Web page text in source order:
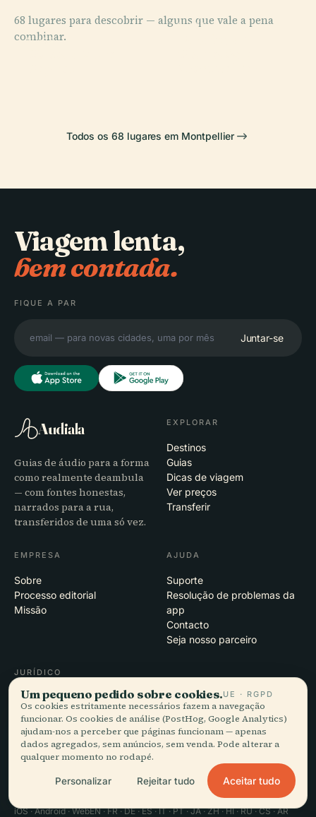
68 lugares para descobrir — alguns que vale a pena
combinar.
PLACE
PLACE
PLACE
PLACE
Todos os 68 lugares em Montpellier
Viagem lenta,
bem contada.
FIQUE A PAR
Juntar-se
Audiala
Guias de áudio para a forma
como realmente deambula
— com fontes honestas,
narrados para a rua,
transferidos de uma só vez.
EXPLORAR
Destinos
Guias
Dicas de viagem
Ver preços
Transferir
EMPRESA
Sobre
Processo editorial
Missão
AJUDA
Suporte
Resolução de problemas da
app
Contacto
Seja nosso parceiro
JURÍDICO
Privacidade
Termos
Definições de cookies
Eliminar conta
© 2026 Audiala · Feito em Morges, Suíça, na estrada e nas nuvens
iOS · Android · WebEN · FR · DE · ES · IT · PT · JA · ZH · HI · RU · CS · AR
Um pequeno pedido sobre cookies.UE · RGPD
Os cookies estritamente necessários fazem a navegação
funcionar. Os cookies de análise (PostHog, Google Analytics)
ajudam-nos a perceber que páginas funcionam — apenas
dados agregados, sem anúncios, sem venda. Pode alterar a
qualquer momento no rodapé.
Personalizar Rejeitar tudo Aceitar tudo